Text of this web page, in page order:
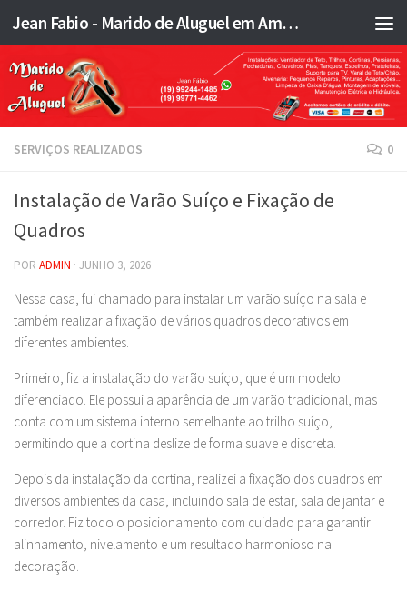
Skip to content Jean Fabio - Marido de Aluguel em Americana SP e região - JFMA
SERVIÇOS REALIZADOS 0
Instalação de Varão Suíço e Fixação de
Quadros
POR ADMIN · JUNHO 3, 2026
Nessa casa, fui chamado para instalar um varão suíço na sala e
também realizar a fixação de vários quadros decorativos em
diferentes ambientes.
Primeiro, fiz a instalação do varão suíço, que é um modelo
diferenciado. Ele possui a aparência de um varão tradicional, mas
conta com um sistema interno semelhante ao trilho suíço,
permitindo que a cortina deslize de forma suave e discreta.
Depois da instalação da cortina, realizei a fixação dos quadros em
diversos ambientes da casa, incluindo sala de estar, sala de jantar e
corredor. Fiz todo o posicionamento com cuidado para garantir
alinhamento, nivelamento e um resultado harmonioso na
decoração.